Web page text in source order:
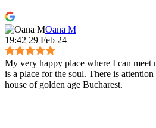
Oana M
19:42 29 Feb 24
My very happy place where I can meet
is a place for the soul. There is
house of golden age Bucharest.